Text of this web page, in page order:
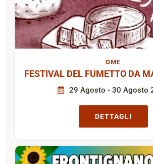
OME
FESTIVAL DEL FUMETTO DA
29 Agosto - 30 Agosto
DETTAGLI